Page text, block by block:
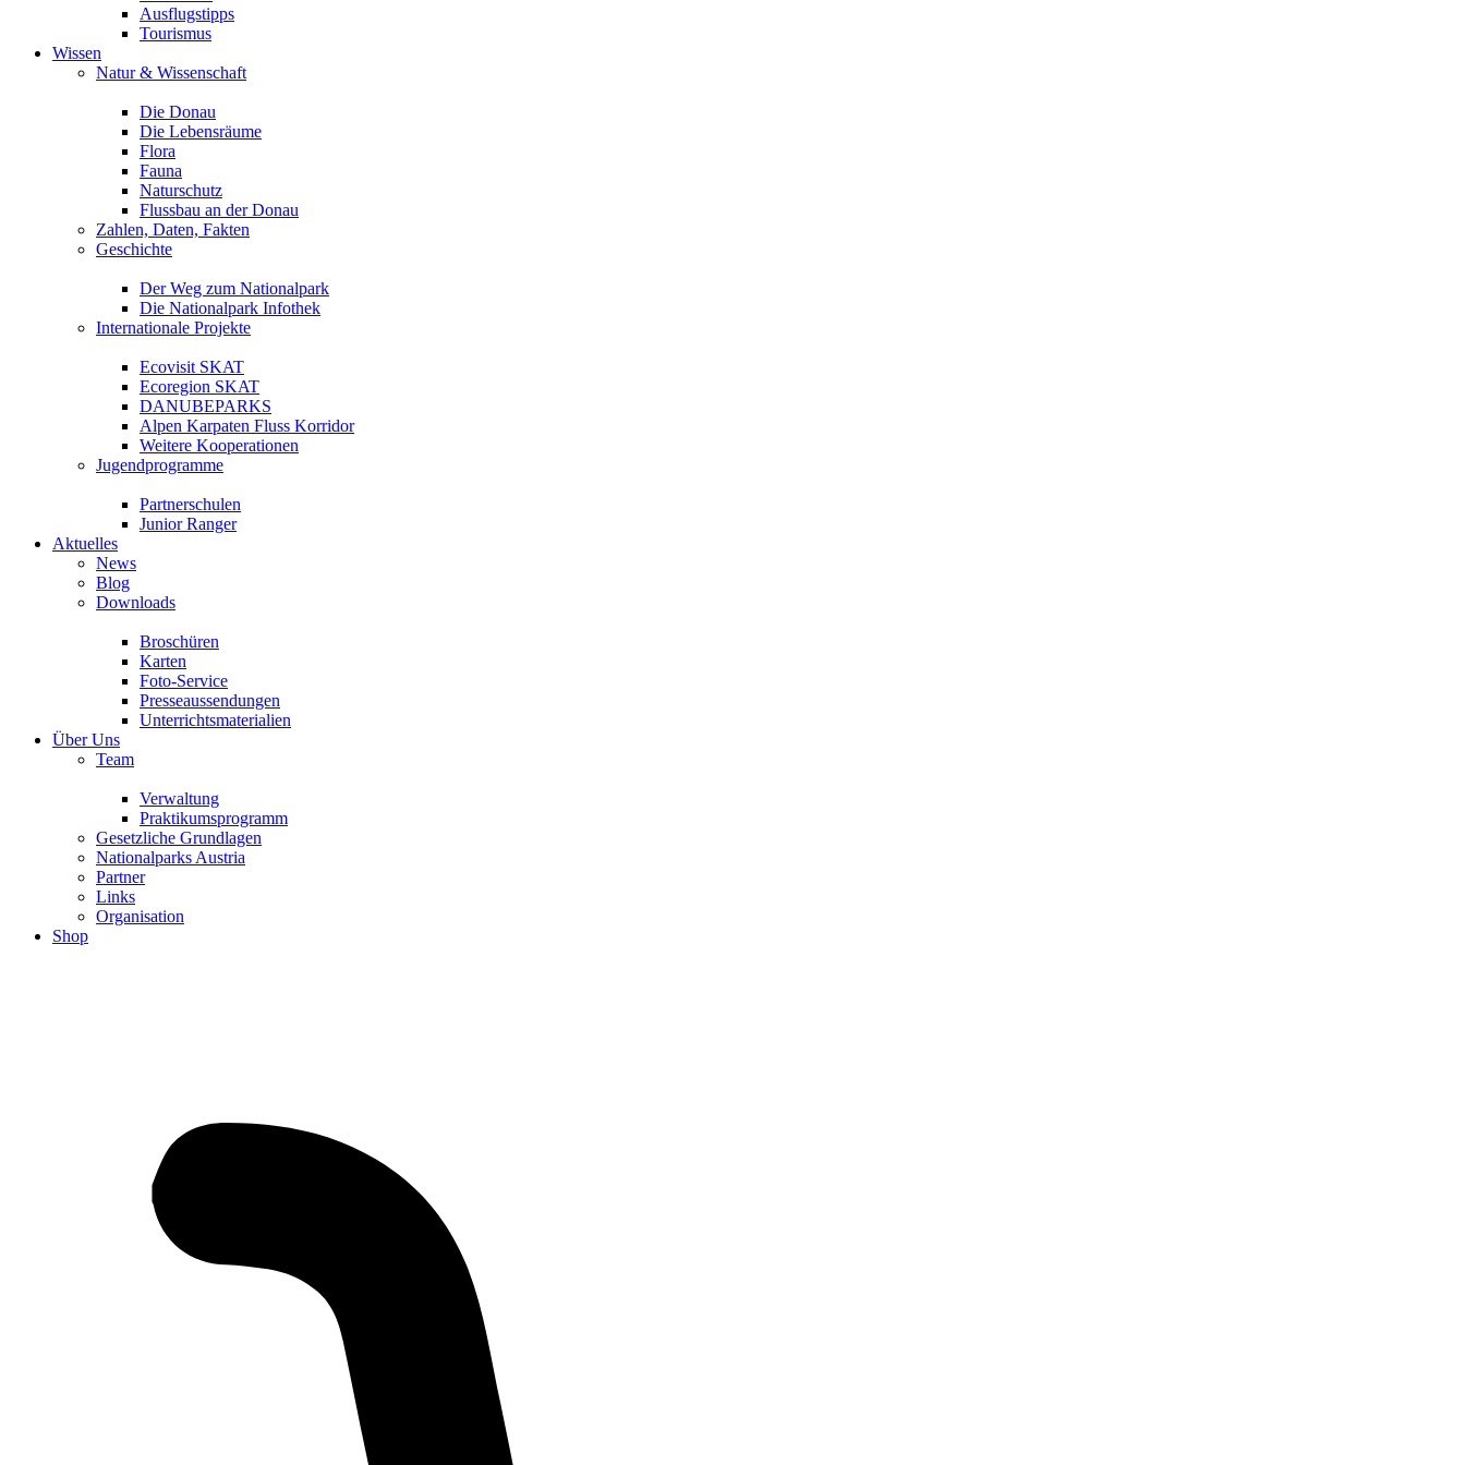
Ausflugstipps
Tourismus
Wissen
Natur & Wissenschaft
Die Donau
Die Lebensräume
Flora
Fauna
Naturschutz
Flussbau an der Donau
Zahlen, Daten, Fakten
Geschichte
Der Weg zum Nationalpark
Die Nationalpark Infothek
Internationale Projekte
Ecovisit SKAT
Ecoregion SKAT
DANUBEPARKS
Alpen Karpaten Fluss Korridor
Weitere Kooperationen
Jugendprogramme
Partnerschulen
Junior Ranger
Aktuelles
News
Blog
Downloads
Broschüren
Karten
Foto-Service
Presseaussendungen
Unterrichtsmaterialien
Über Uns
Team
Verwaltung
Praktikumsprogramm
Gesetzliche Grundlagen
Nationalparks Austria
Partner
Links
Organisation
Shop